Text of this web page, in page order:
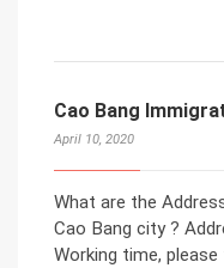
Cao Bang
April 10, 2020
What are the
Cao Bang city ?
Working time,